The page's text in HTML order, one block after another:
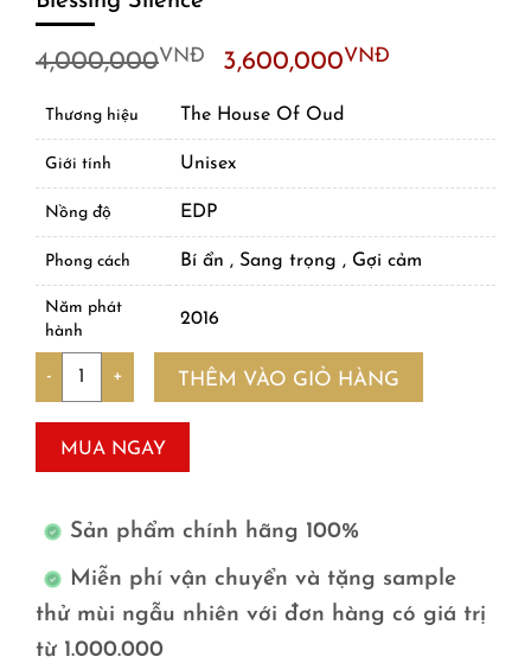
4,000,000VNĐ
Original
was:
4,000,000VNĐ.
3,600,000VNĐCurrent
Thương hiệu The House Of Oud
Giới tính Unisex
Nồng độ EDP
Phong cách Bí ẩn , Sang trọng , Gợi cảm
Năm phát
hành
2016
Số lượng
THÊM VÀO GIỎ HÀNG
MUA NGAY
Sản phẩm chính hãng 100%
Miễn phí vận chuyển và tặng sample
thử mùi ngẫu nhiên với đơn hàng có giá trị
từ 1.000.000